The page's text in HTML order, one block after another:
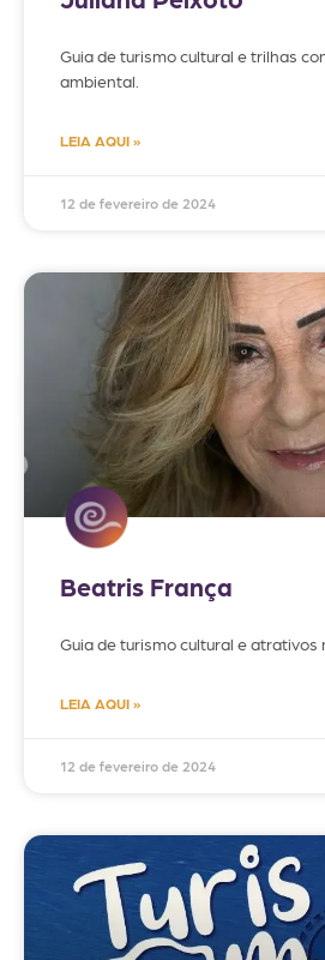
Guia de turismo cultural e trilhas
ambiental.
LEIA AQUI »
12 de fevereiro de 2024
Beatris França
Guia de turismo cultural e atrativos
LEIA AQUI »
12 de fevereiro de 2024